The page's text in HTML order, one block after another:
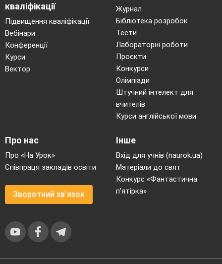
ТРЕТІЙ ЗАКОН КЕПЛЕРА
кваліфікації
Підвищення кваліфікації
Вебінари
Конференції
Курси
Вектор
Журнал
Бібліотека розробок
Тести
Лабораторні роботи
Проєкти
Конкурси
Олімпіади
Штучний інтелект для
вчителів
Курси англійської мови
Про нас
Про «На Урок»
Співпраця закладів освіти
Зворотний зв'язок
Інше
Вхід для учнів (naurok.ua)
Матеріали до свят
Конкурс «Фантастична
п’ятірка»